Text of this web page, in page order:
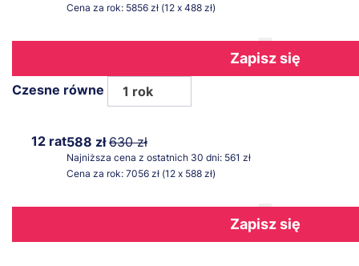
Cena za rok: 5856 zł (12 x 488 zł)
Zapisz się
Czesne równe 1 rok
12 rat588 zł630 zł
Najniższa cena z ostatnich 30 dni: 561 zł
Cena za rok: 7056 zł (12 x 588 zł)
Zapisz się